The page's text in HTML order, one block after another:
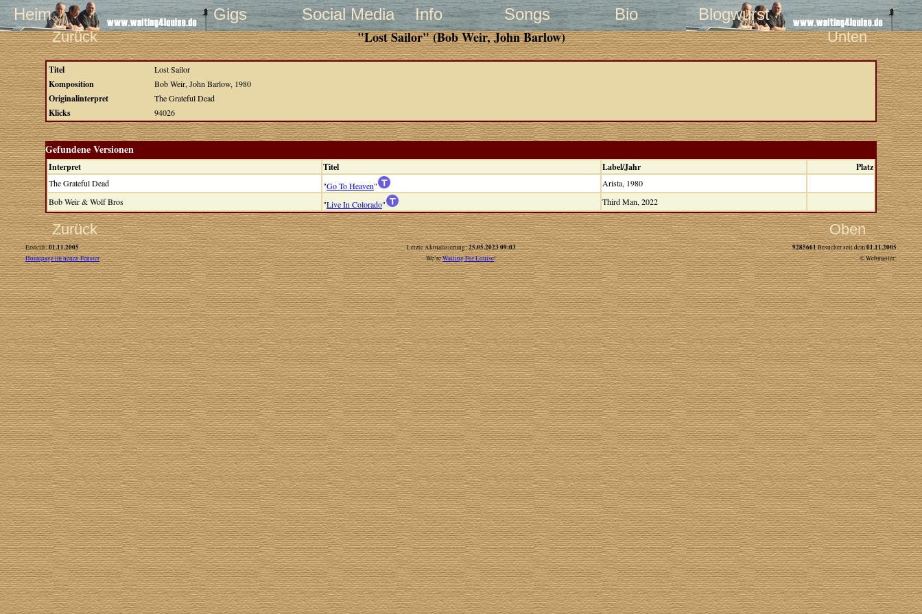
Heim Gigs Social Media Info Songs Bio Blogwurst
Zurück "Lost Sailor" (Bob Weir, John Barlow) Unten
Titel Lost Sailor
Komposition Bob Weir, John Barlow, 1980
Originalinterpret The Grateful Dead
Klicks 94026
Gefundene Versionen
Interpret Titel Label/Jahr Platz
The Grateful Dead "Go To Heaven"
Arista, 1980
Bob Weir & Wolf Bros
"Live In Colorado" Third Man, 2022
Zurück Oben
Erstellt:01.11.2005 Letzte Aktualisierung:25.05.2023 09:03 9285661Besucher seit dem01.11.2005
Homepage im neuen Fenster We’reWaiting For Louise! © Webmaster: